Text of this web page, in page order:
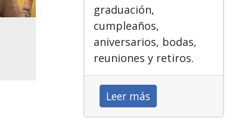
graduación,
cumpleaños,
aniversarios, bodas,
reuniones y retiros.
Leer más